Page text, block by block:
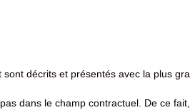
décrits et présentés avec la plus
dans le champ contractuel. De ce